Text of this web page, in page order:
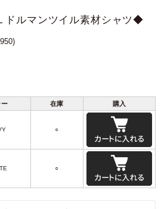
ドルマンツイル素材シャツ◆
ー 在庫 購入
○
○